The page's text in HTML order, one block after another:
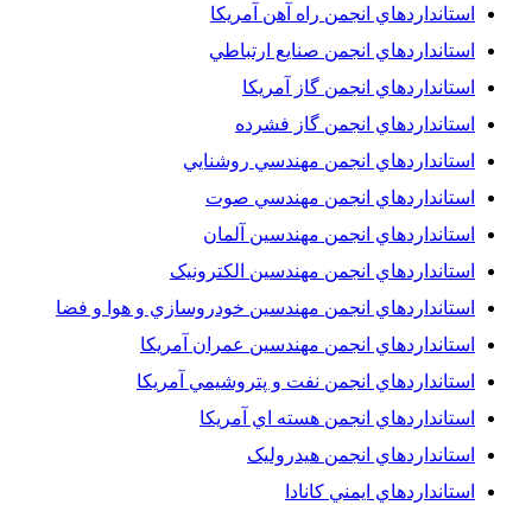
استانداردهاي انجمن راه آهن آمريکا
استانداردهاي انجمن صنايع ارتباطي
استانداردهاي انجمن گاز آمريکا
استانداردهاي انجمن گاز فشرده
استانداردهاي انجمن مهندسي روشنايي
استانداردهاي انجمن مهندسي صوت
استانداردهاي انجمن مهندسين آلمان
استانداردهاي انجمن مهندسين الکترونيک
استانداردهاي انجمن مهندسين خودروسازي و هوا و فضا
استانداردهاي انجمن مهندسين عمران آمريکا
استانداردهاي انجمن نفت و پتروشيمي آمريکا
استانداردهاي انجمن هسته اي آمريکا
استانداردهاي انجمن هيدروليک
استانداردهاي ايمني کانادا